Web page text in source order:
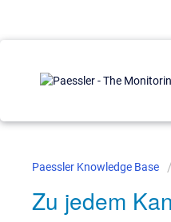
Paessler Knowledge Base
Zu jedem